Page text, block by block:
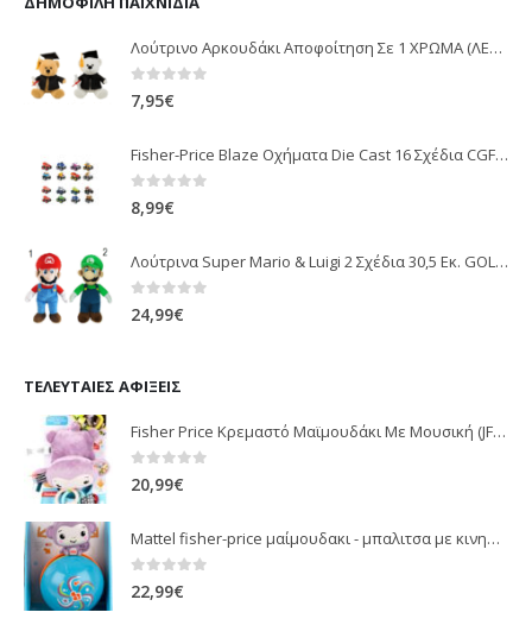
Λούτρινο Αρκουδάκι Αποφοίτηση Σε 1 ΧΡΩΜΑ (ΛΕΥΚΟ)25Εκ 1850
0out of 5
7,95€
Fisher-Price Blaze Οχήματα Die Cast 16 Σχέδια CGF20
0 out of 5
8,99€
Λούτρινα Super Mario & Luigi 2 Σχέδια 30,5 Εκ. GOL13769
0 out of 5
24,99€
ΤΕΛΕΥΤΑΊΕΣ ΑΦΊΞΕΙΣ
Fisher Price Κρεμαστό Μαϊμουδάκι Με Μουσική (JFF02)
0 out of 5
20,99€
Mattel fisher-price μαίμουδακι - μπαλιτσα με κινηση JLB95
0 out of 5
22,99€